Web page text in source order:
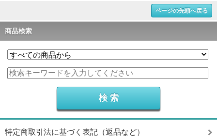
ページの先頭へ戻る
商品検索
特定商取引法に基づく表記（返品など）